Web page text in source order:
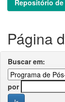
Repositório
Página
Buscar em:
por